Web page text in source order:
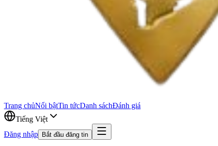
Trang chủNổi bậtTin tứcDanh sáchĐánh giá
Tiếng Việt
Đăng nhập
Bắt đầu đăng tin